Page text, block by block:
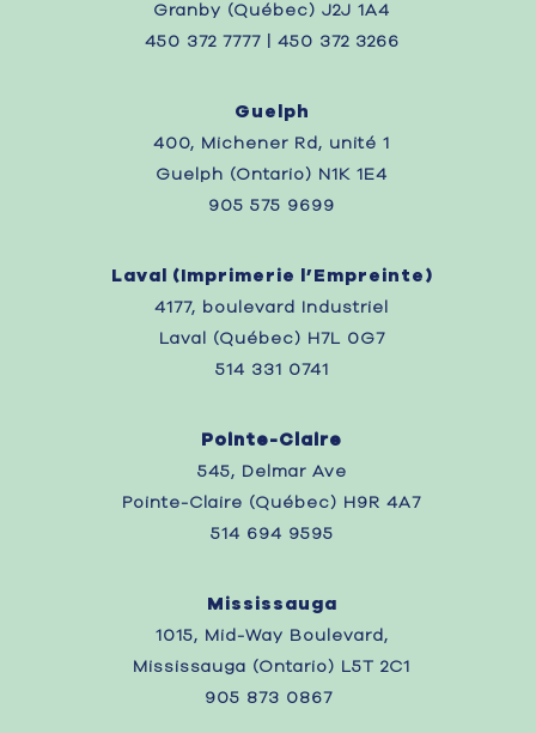
Granby (Québec) J2J 1A4
450 372 7777 | 450 372 3266
Guelph
400, Michener Rd, unité 1
Guelph (Ontario) N1K 1E4
905 575 9699
Laval (Imprimerie l’Empreinte)
4177, boulevard Industriel
Laval (Québec) H7L 0G7
514 331 0741
Pointe-Claire
545, Delmar Ave
Pointe-Claire (Québec) H9R 4A7
514 694 9595
Mississauga
1015, Mid-Way Boulevard,
Mississauga (Ontario) L5T 2C1
905 873 0867 ‎